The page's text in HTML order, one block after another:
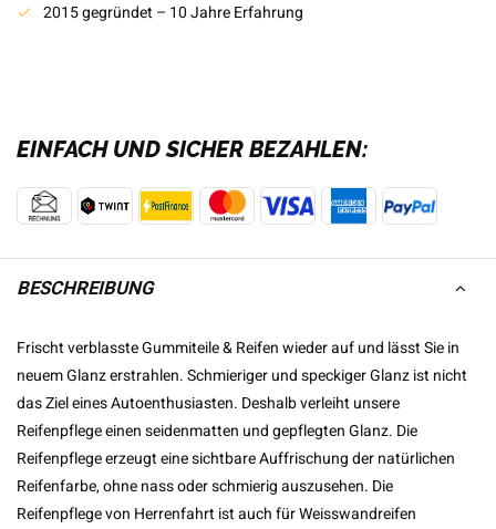
2015 gegründet – 10 Jahre Erfahrung
EINFACH UND SICHER BEZAHLEN:
BESCHREIBUNG
Frischt verblasste Gummiteile & Reifen wieder auf und lässt Sie in
neuem Glanz erstrahlen. Schmieriger und speckiger Glanz ist nicht
das Ziel eines Autoenthusiasten. Deshalb verleiht unsere
Reifenpflege einen seidenmatten und gepflegten Glanz. Die
Reifenpflege erzeugt eine sichtbare Auffrischung der natürlichen
Reifenfarbe, ohne nass oder schmierig auszusehen. Die
Reifenpflege von Herrenfahrt ist auch für Weisswandreifen